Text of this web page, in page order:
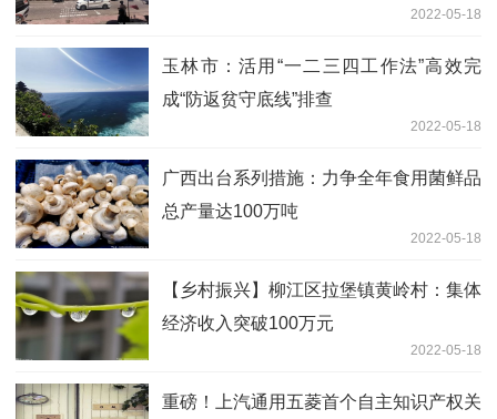
2022-05-18
玉林市：活用“一二三四工作法”高效完
成“防返贫守底线”排查
2022-05-18
广西出台系列措施：力争全年食用菌鲜品
总产量达100万吨
2022-05-18
【乡村振兴】柳江区拉堡镇黄岭村：集体
经济收入突破100万元
2022-05-18
重磅！上汽通用五菱首个自主知识产权关